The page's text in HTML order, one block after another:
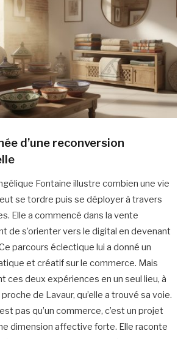
d’une reconversion
Fontaine illustre combien une vie
se tordre puis se déployer à travers
Elle a commencé dans la vente
de s’orienter vers le digital en devenant
parcours éclectique lui a donné un
et créatif sur le commerce. Mais
ces deux expériences en un seul lieu, à
de Lavaur, qu’elle a trouvé sa voie.
pas qu’un commerce, c’est un projet
dimension affective forte. Elle raconte